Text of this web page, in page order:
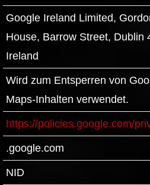
Google Ireland Limited,
House, Barrow Street, Dublin
Ireland
Wird zum Entsperren von
Maps-Inhalten verwendet.
https://policies.google.com/
.google.com
NID